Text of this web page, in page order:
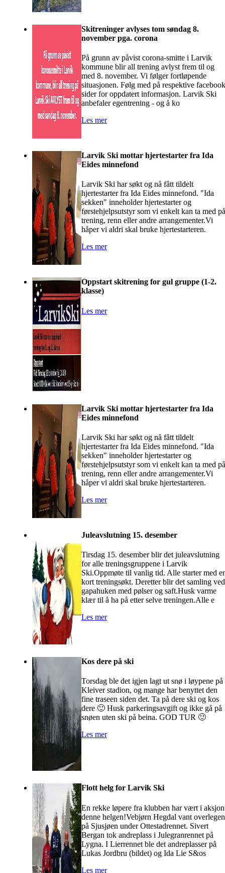
Skitreninger avlyses tom søndag 8.
november pga. corona
På grunn av påvist corona-smitte i Larvik
kommune blir all trening avlyst frem til og
med 8. november. Vi følger fortløpende
situasjonen. Følg med på respektive facebook
sider for oppdatert informasjon. Larvik Ski
anbefaler egentrening - og å ko
Les mer
Larvik Ski mottar hjertestarter fra Ida
Eides minnefond
Larvik Ski har søkt og nå fått tildelt
hjertestarter fra Ida Eides minnefond. "Ida
sekken" inneholder hjertestarter og
førstehjelpsutstyr som vi enkelt kan ta med på
trening, renn eller andre arrangementer.Vi
håper vi aldri skal bruke hjertestarteren.
Les mer
Oppstart skitrening for gul gruppe (1-2.
klasse)
Les mer
Larvik Ski mottar hjertestarter fra Ida
Eides minnefond
Larvik Ski har søkt og nå fått tildelt
hjertestarter fra Ida Eides minnefond. "Ida
sekken" inneholder hjertestarter og
førstehjelpsutstyr som vi enkelt kan ta med på
trening, renn eller andre arrangementer.Vi
håper vi aldri skal bruke hjertestarteren.
Les mer
Juleavslutning 15. desember
Tirsdag 15. desember blir det juleavslutning
for alle treningsgruppene i Larvik
Ski.Oppmøte til vanlig tid. Alle starter med
kort treningsøkt. Deretter blir det samling ved
gapahuken med pølser og saft.Husk varme
klær til å ha på etter selve treningen.Alle e
Les mer
Kos dere på ski
Torsdag ble det igjen lagt ut snø i løypene på
Kleiver stadion, og mange har benyttet den
fine traseen siden det. Ta på dere ski og kos
dere 🙂 Husk parkeringsavgift og ikke gå på
snøen uten ski på beina. GOD TUR 🙂
Les mer
Flott helg for Larvik Ski
En rekke løpere fra klubben har vært i aksjon
denne helgen!Vebjørn Hegdal vant
på Sjusjøen under Ottestadrennet. Sivert
Bergan tok andreplass i Julegranrennet på
Lygna. I Lierrennet ble det andreplasser på
Lukas Jordbru (bildet) og Ida Lie S&os
Les mer